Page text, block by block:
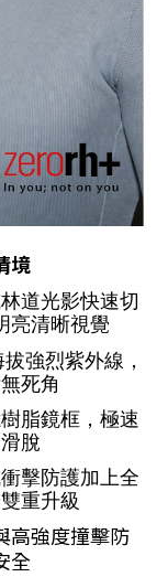
境
道光影快速切
亮清晰視覺
強烈紫外線，
死角
脂鏡框，極速
脫
擊防護加上全
重升級
高強度撞擊防
全